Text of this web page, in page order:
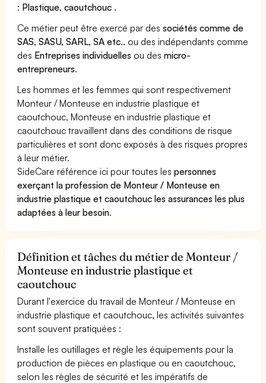
: Plastique, caoutchouc .
Ce métier peut être exercé par dessociétés comme de
SAS, SASU, SARL, SA etc.. ou des indépendants comme
des Entreprises individuelles ou desmicro-
entrepreneurs.
Les hommes et les femmes qui sont respectivement
Monteur / Monteuse en industrie plastique et
caoutchouc, Monteuse en industrie plastique et
caoutchouc travaillent dans des conditions de risque
particulières et sont donc exposés à des risques propres
à leur métier.
SideCare référence ici pour toutes lespersonnes
exerçant la profession de Monteur / Monteuse en
industrie plastique et caoutchouc les assurances les plus
adaptées à leur besoin.
Définition et tâches du métier de Monteur /
Monteuse en industrie plastique et
caoutchouc
Durant l'exercice du travail de Monteur / Monteuse en
industrie plastique et caoutchouc, les activités suivantes
sont souvent pratiquées :
Installe les outillages et règle les équipements pour la
production de pièces en plastique ou en caoutchouc,
selon les règles de sécurité et les impératifs de